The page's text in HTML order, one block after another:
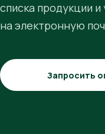
списка продукции
на электронную
Запросить